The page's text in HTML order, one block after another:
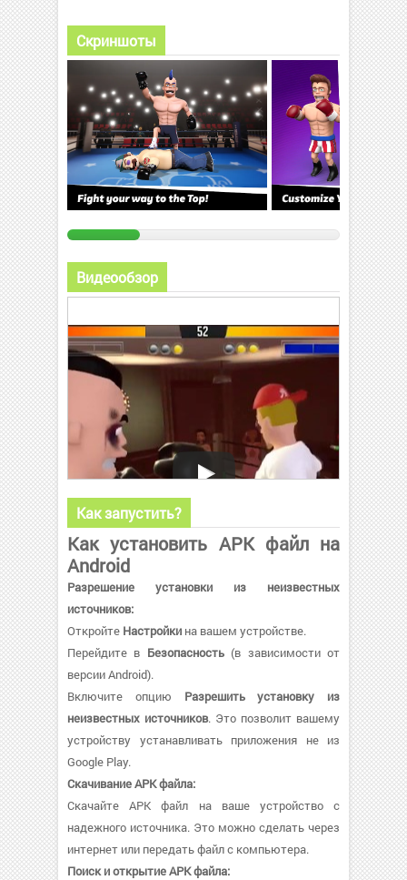
Скриншоты
Видеообзор
Как запустить?
Как установить APK файл на
Android
Разрешение установки из неизвестных
источников:
Откройте Настройки на вашем устройстве.
Перейдите в Безопасность(в зависимости от
версии Android).
Включите опцию Разрешить установку из
неизвестных источников. Это позволит вашему
устройству устанавливать приложения не из
Google Play.
Скачивание APK файла:
Скачайте APK файл на ваше устройство с
надежного источника. Это можно сделать через
интернет или передать файл с компьютера.
Поиск и открытие APK файла: